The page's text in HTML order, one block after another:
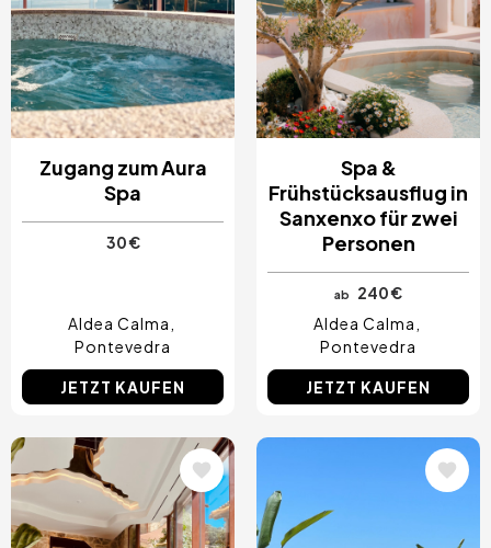
Zugang zum Aura
Spa
30 €
Aldea Calma
Pontevedra
JETZT KAUFEN
Spa &
Frühstücksausflug in
Sanxenxo für zwei
Personen
ab
240 €
Aldea Calma
Pontevedra
JETZT KAUFEN
Bild